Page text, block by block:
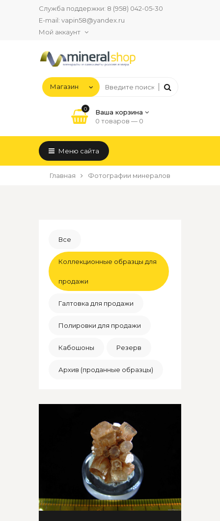
Служба поддержки: 8 (958) 042-05-30
E-mail: vapin58@yandex.ru
Мой аккаунт
0
Ваша корзина
0 товаров — 0
Меню сайта
Главная Фотографии минералов
Все
Коллекционные образцы для
продажи
Галтовка для продажи
Полировки для продажи
Кабошоны Резерв
Архив (проданные образцы)